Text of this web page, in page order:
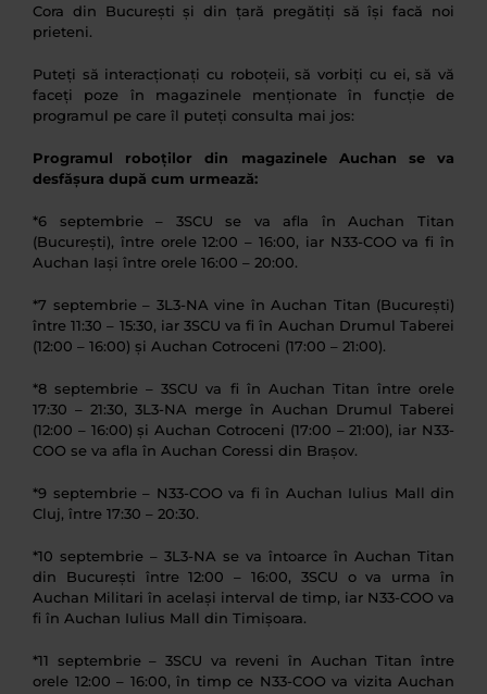
Cora din București și din țară pregătiți să își facă noi
prieteni.
Puteți să interacționați cu roboțeii, să vorbiți cu ei, să vă
faceți poze în magazinele menționate în funcție de
programul pe care îl puteți consulta mai jos:
Programul roboților din magazinele Auchan se va
desfășura după cum urmează:
*6 septembrie – 3SCU se va afla în Auchan Titan
(București), între orele 12:00 – 16:00, iar N33-COO va fi în
Auchan Iași între orele 16:00 – 20:00.
*7 septembrie – 3L3-NA vine în Auchan Titan (București)
între 11:30 – 15:30, iar 3SCU va fi în Auchan Drumul Taberei
(12:00 – 16:00) și Auchan Cotroceni (17:00 – 21:00).
*8 septembrie – 3SCU va fi în Auchan Titan între orele
17:30 – 21:30, 3L3-NA merge în Auchan Drumul Taberei
(12:00 – 16:00) și Auchan Cotroceni (17:00 – 21:00), iar N33-
COO se va afla în Auchan Coressi din Brașov.
*9 septembrie – N33-COO va fi în Auchan Iulius Mall din
Cluj, între 17:30 – 20:30.
*10 septembrie – 3L3-NA se va întoarce în Auchan Titan
din București între 12:00 – 16:00, 3SCU o va urma în
Auchan Militari în același interval de timp, iar N33-COO va
fi în Auchan Iulius Mall din Timișoara.
*11 septembrie – 3SCU va reveni în Auchan Titan între
orele 12:00 – 16:00, în timp ce N33-COO va vizita Auchan